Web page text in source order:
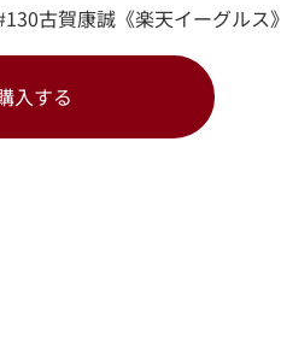
古賀康誠《楽天イーグルス》
入する